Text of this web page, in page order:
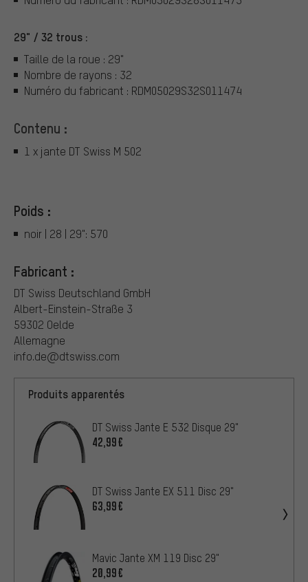
29" / 32 trous :
Taille de la roue : 29"
Nombre de rayons : 32
Numéro du fabricant : RDM05029S32S011474
Contenu :
1 x jante DT Swiss M 502
Poids :
noir | 28 | 29": 570
Fabricant :
DT Swiss Deutschland GmbH
Albert-Einstein-Straße 3
59302 Oelde
Allemagne
info.de@dtswiss.com
Produits apparentés
DT Swiss Jante E 532 Disque 29"
42,99€
DT Swiss Jante EX 511 Disc 29"
63,99€
Mavic Jante XM 119 Disc 29"
20,99€